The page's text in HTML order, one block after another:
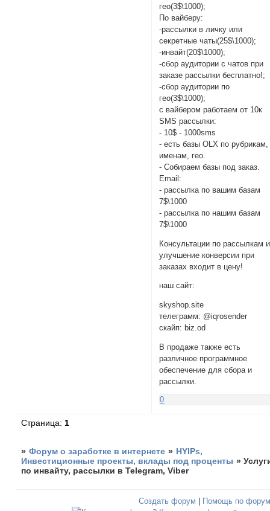
гео(3$\1000);
По вайберу:
-рассылки в личку или
секретные чаты(25$\1000);
-инвайт(20$\1000);
-сбор аудитории с чатов при
заказе рассылки бесплатно!;
-сбор аудитории по
гео(3$\1000);
с вайбером работаем от 10к
SMS рассылки:
- 10$ - 1000sms
- есть базы OLX по рубрикам,
именам, гео.
- Собираем базы под заказ.
Email:
- рассылка по вашим базам
7$\1000
- рассылка по нашим базам
7$\1000
Консультации по рассылкам и
улучшение конверсии при
заказах входит в цену!
наш сайт:
skyshop.site
телеграмм: @iqrosender
скайп: biz.od
В продаже также есть
различное программное
обеспечение для сбора и
рассылки.
0
Страница: 1
» Форум о заработке в интернете » HYIPs,
Инвестиционные проекты, вклады под проценты »
по инвайту, рассылки в Telegram, Viber
Создать форум Помощь по